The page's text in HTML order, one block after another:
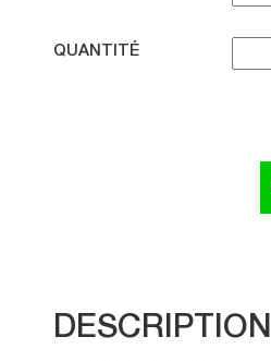
QUANTITÉ
DESCRIPTION